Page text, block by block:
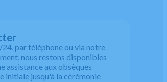
par téléphone ou via notre
nous restons disponibles
assistance aux obsèques
initiale jusqu'à la cérémonie